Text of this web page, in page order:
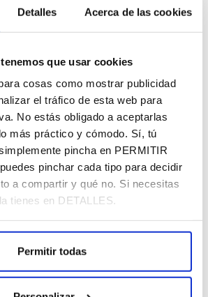
Detalles Acerca de las cookies
que usar cookies
cosas como mostrar publicidad
el tráfico de esta web para
No estás obligado a aceptarlas
más práctico y cómodo. Sí, tú
pincha en PERMITIR
pinchar cada tipo para decidir
a compartir y qué no. Si necesitas
tienes en DETALLES.
Permitir todas
sobre
generados con IA:
50
| Inteligencia artificial (IA) |
de 2026, las empresas
obligaciones de
determinados...